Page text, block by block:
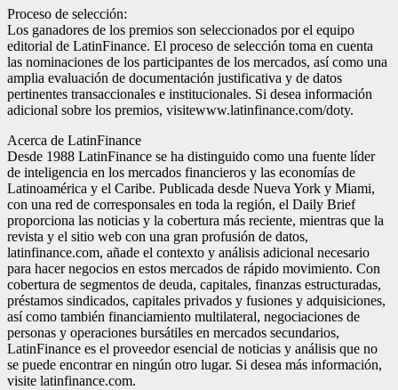
Proceso de selección:
Los ganadores de los premios son seleccionados por el equipo
editorial de LatinFinance. El proceso de selección toma en cuenta
las nominaciones de los participantes de los mercados, así como una
amplia evaluación de documentación justificativa y de datos
pertinentes transaccionales e institucionales. Si desea información
adicional sobre los premios, visitewww.latinfinance.com/doty.
Acerca de LatinFinance
Desde 1988 LatinFinance se ha distinguido como una fuente líder
de inteligencia en los mercados financieros y las economías de
Latinoamérica y el Caribe. Publicada desde Nueva York y Miami,
con una red de corresponsales en toda la región, el Daily Brief
proporciona las noticias y la cobertura más reciente, mientras que la
revista y el sitio web con una gran profusión de datos,
latinfinance.com, añade el contexto y análisis adicional necesario
para hacer negocios en estos mercados de rápido movimiento. Con
cobertura de segmentos de deuda, capitales, finanzas estructuradas,
préstamos sindicados, capitales privados y fusiones y adquisiciones,
así como también financiamiento multilateral, negociaciones de
personas y operaciones bursátiles en mercados secundarios,
LatinFinance es el proveedor esencial de noticias y análisis que no
se puede encontrar en ningún otro lugar. Si desea más información,
visite latinfinance.com.